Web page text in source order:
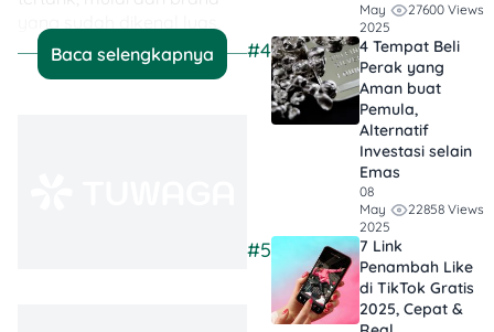
sistem operasional yang
jelas, hingga peluang cuan
Baca selengkapnya
May
2025
27600 Views
#4
4 Tempat Beli
Perak yang
Aman buat
Pemula,
Alternatif
Investasi selain
Emas
08
May
2025
22858 Views
#5
7 Link
Penambah Like
di TikTok Gratis
2025, Cepat &